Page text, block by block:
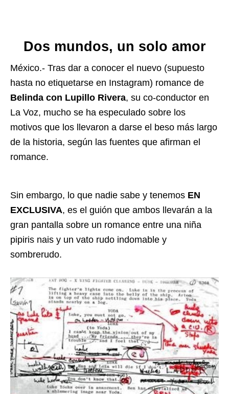
Dos mundos, un solo amor
México.- Tras dar a conocer el nuevo (supuesto
hasta no etiquetarse en Instagram) romance de
Belinda con Lupillo Rivera, su co-conductor en
La Voz, mucho se ha especulado sobre los
motivos que los llevaron a darse el beso más largo
de la historia, según las fuentes que afirman el
romance.
Sin embargo, lo que nadie sabe y tenemos EN
EXCLUSIVA, es el guión que ambos llevarán a la
gran pantalla sobre un romance entre una niña
pipiris nais y un vato rudo indomable y
sombrerudo.